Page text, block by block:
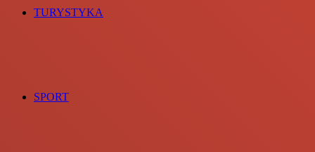
TURYSTYKA
SPORT